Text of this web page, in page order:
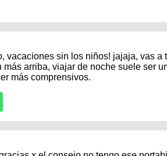
vacaciones sin los niños! jajaja, vas a
más arriba, viajar de noche suele ser
más comprensivos.